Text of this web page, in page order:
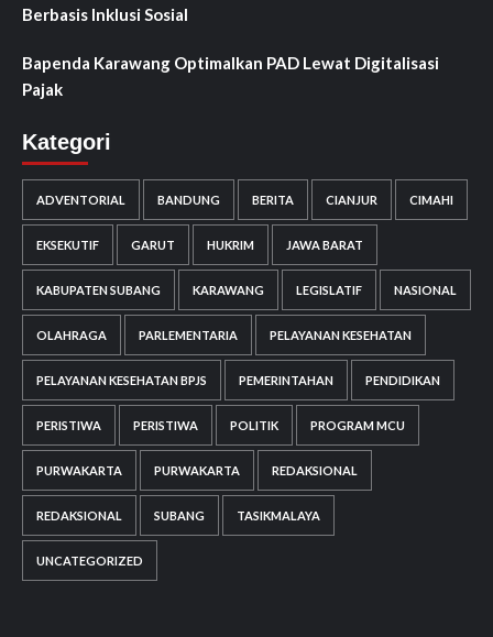
Berbasis Inklusi Sosial
Bapenda Karawang Optimalkan PAD Lewat Digitalisasi
Pajak
Kategori
ADVENTORIAL BANDUNG BERITA CIANJUR CIMAHI
EKSEKUTIF GARUT HUKRIM JAWA BARAT
KABUPATEN SUBANG KARAWANG LEGISLATIF NASIONAL
OLAHRAGA PARLEMENTARIA PELAYANAN KESEHATAN
PELAYANAN KESEHATAN BPJS PEMERINTAHAN PENDIDIKAN
PERISTIWA PERISTIWA POLITIK PROGRAM MCU
PURWAKARTA PURWAKARTA REDAKSIONAL
REDAKSIONAL SUBANG TASIKMALAYA
UNCATEGORIZED